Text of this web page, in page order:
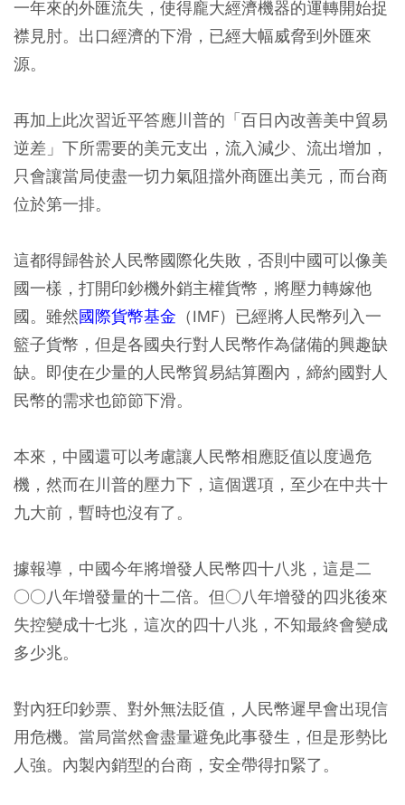
一年來的外匯流失，使得龐大經濟機器的運轉開始捉
襟見肘。出口經濟的下滑，已經大幅威脅到外匯來
源。
再加上此次習近平答應川普的「百日內改善美中貿易
逆差」下所需要的美元支出，流入減少、流出增加，
只會讓當局使盡一切力氣阻擋外商匯出美元，而台商
位於第一排。
這都得歸咎於人民幣國際化失敗，否則中國可以像美
國一樣，打開印鈔機外銷主權貨幣，將壓力轉嫁他
國。雖然國際貨幣基金 （IMF）已經將人民幣列入一
籃子貨幣，但是各國央行對人民幣作為儲備的興趣缺
缺。即使在少量的人民幣貿易結算圈內，締約國對人
民幣的需求也節節下滑。
本來，中國還可以考慮讓人民幣相應貶值以度過危
機，然而在川普的壓力下，這個選項，至少在中共十
九大前，暫時也沒有了。
據報導，中國今年將增發人民幣四十八兆，這是二
○○八年增發量的十二倍。但○八年增發的四兆後來
失控變成十七兆，這次的四十八兆，不知最終會變成
多少兆。
對內狂印鈔票、對外無法貶值，人民幣遲早會出現信
用危機。當局當然會盡量避免此事發生，但是形勢比
人強。內製內銷型的台商，安全帶得扣緊了。